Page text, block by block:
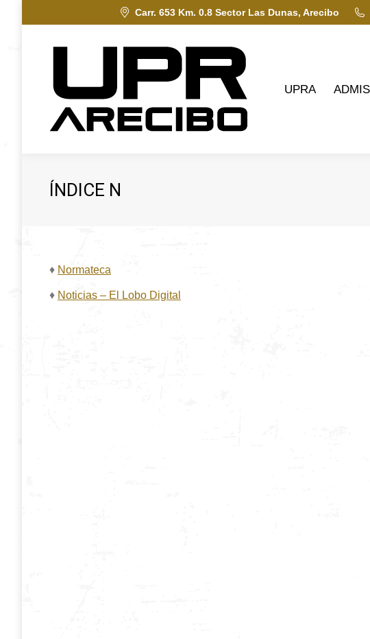
Carr. 653 Km. 0.8 Sector Las Dunas, Arecibo
UPRA
ÍNDICE N
♦ Normateca
♦ Noticias – El Lobo Digital